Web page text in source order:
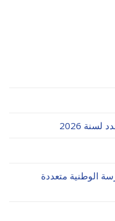
2026
الوطنية متعددة